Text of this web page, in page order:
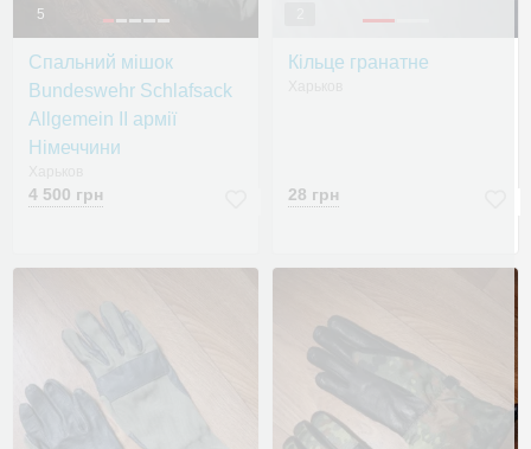
5
Спальний мішок
Bundeswehr Schlafsack
Allgemein II армії
Німеччини
4 500 грн
Кільце гранатне
28 грн